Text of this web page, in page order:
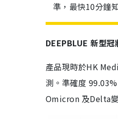
準，最快10分鐘
DEEPBLUE 新型
產品現時於HK
測。準確度
Omicron 及Delta